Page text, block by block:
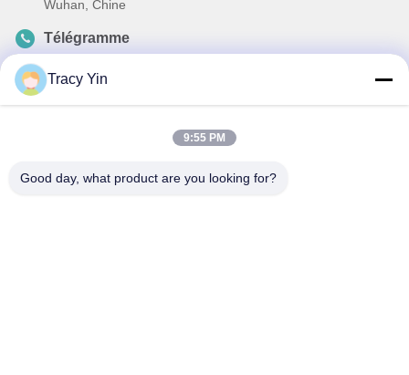
Wuhan, Chine
Télégramme
Tracy Yin
9:55 PM
Good day, what product are you looking for?